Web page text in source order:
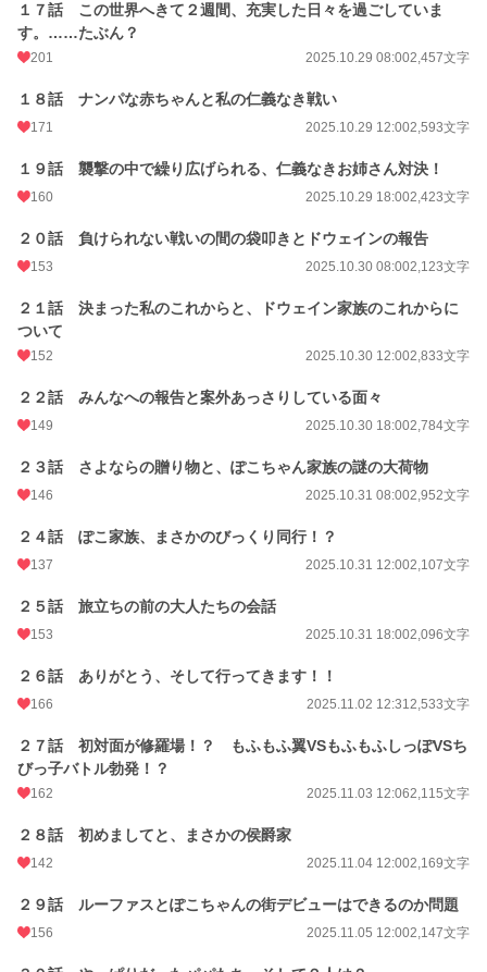
１７話 この世界へきて２週間、充実した日々を過ごしていま
す。……たぶん？
201 2025.10.29 08:002,457文字
１８話 ナンパな赤ちゃんと私の仁義なき戦い
171 2025.10.29 12:002,593文字
１９話 襲撃の中で繰り広げられる、仁義なきお姉さん対決！
160 2025.10.29 18:002,423文字
２０話 負けられない戦いの間の袋叩きとドウェインの報告
153 2025.10.30 08:002,123文字
２１話 決まった私のこれからと、ドウェイン家族のこれからに
ついて
152 2025.10.30 12:002,833文字
２２話 みんなへの報告と案外あっさりしている面々
149 2025.10.30 18:002,784文字
２３話 さよならの贈り物と、ぽこちゃん家族の謎の大荷物
146 2025.10.31 08:002,952文字
２４話 ぽこ家族、まさかのびっくり同行！？
137 2025.10.31 12:002,107文字
２５話 旅立ちの前の大人たちの会話
153 2025.10.31 18:002,096文字
２６話 ありがとう、そして行ってきます！！
166 2025.11.02 12:312,533文字
２７話 初対面が修羅場！？ もふもふ翼VSもふもふしっぽVSち
びっ子バトル勃発！？
162 2025.11.03 12:062,115文字
２８話 初めましてと、まさかの侯爵家
142 2025.11.04 12:002,169文字
２９話 ルーファスとぽこちゃんの街デビューはできるのか問題
156 2025.11.05 12:002,147文字